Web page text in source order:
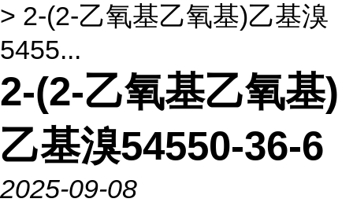
> 2-(2-乙氧基乙氧基)乙基溴
5455...
2-(2-乙氧基乙氧基)
乙基溴54550-36-6
2025-09-08